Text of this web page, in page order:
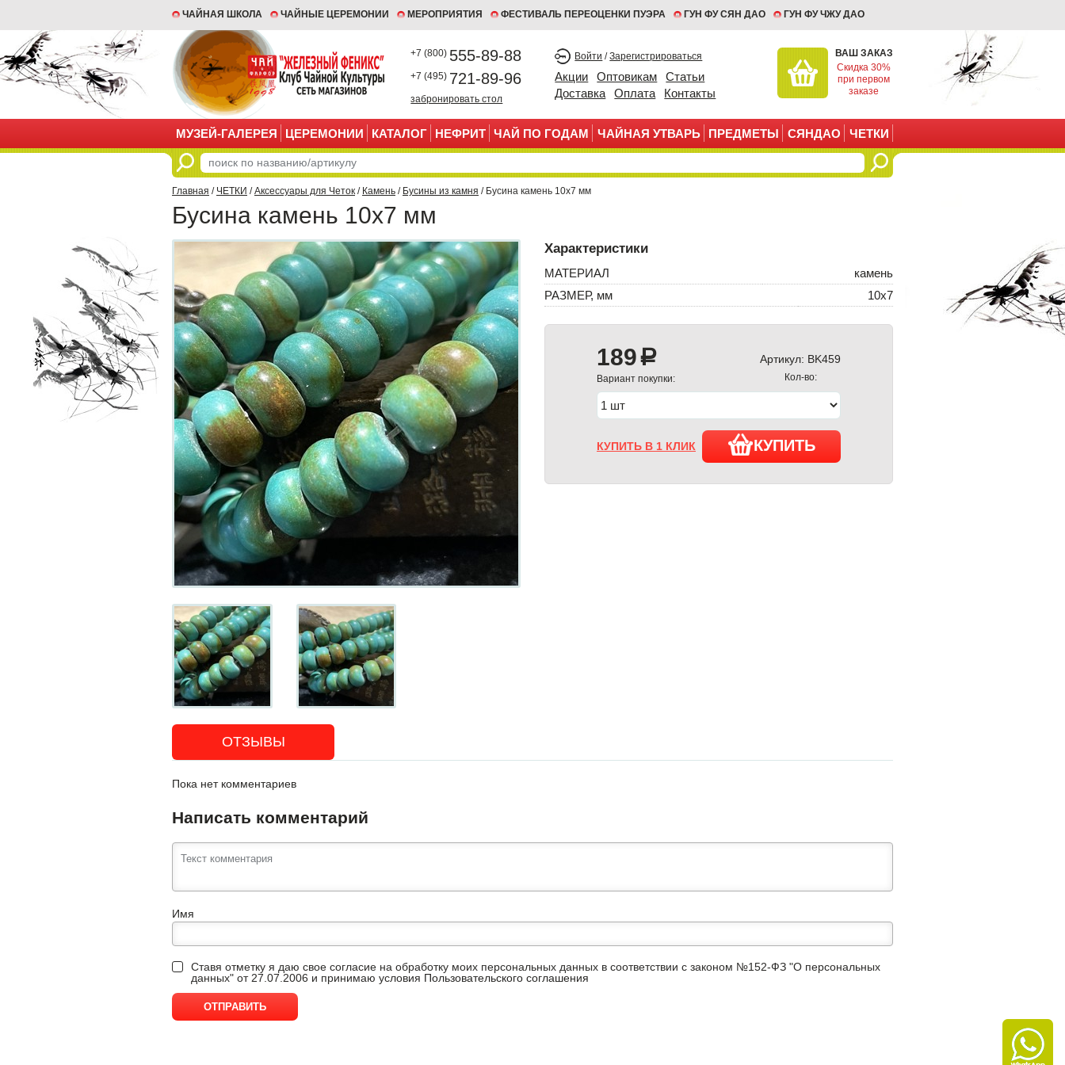
ЧАЙНАЯ ШКОЛА ЧАЙНЫЕ ЦЕРЕМОНИИ МЕРОПРИЯТИЯ ФЕСТИВАЛЬ ПЕРЕОЦЕНКИ ПУЭРА ГУН ФУ СЯН ДАО ГУН ФУ ЧЖУ ДАО
+7 (800) 555-89-88
+7 (495) 721-89-96
забронировать стол
Войти /Зарегистрироваться
Акции Оптовикам
Статьи
Доставка
Оплата Контакты
ВАШ ЗАКАЗ
Скидка 30%
при первом
заказе
МУЗЕЙ-ГАЛЕРЕЯ ЦЕРЕМОНИИ КАТАЛОГ НЕФРИТ ЧАЙ ПО ГОДАМ ЧАЙНАЯ УТВАРЬ ПРЕДМЕТЫ СЯНДАО ЧЕТКИ
Главная / ЧЕТКИ /Аксессуары для Четок / Камень / Бусины из камня / Бусина камень 10х7 мм
Бусина камень 10х7 мм
Характеристики
МАТЕРИАЛ
камень
РАЗМЕР, мм
10х7
189 a
Вариант покупки:
Артикул: BK459
Кол-во:
КУПИТЬ В 1 КЛИК КУПИТЬ
ОТЗЫВЫ
Пока нет комментариев
Написать комментарий
Имя
Ставя отметку я даю свое согласие на обработку моих персональных данных в соответствии с законом №152-ФЗ "О персональных
данных" от 27.07.2006 и принимаю условия Пользовательского соглашения